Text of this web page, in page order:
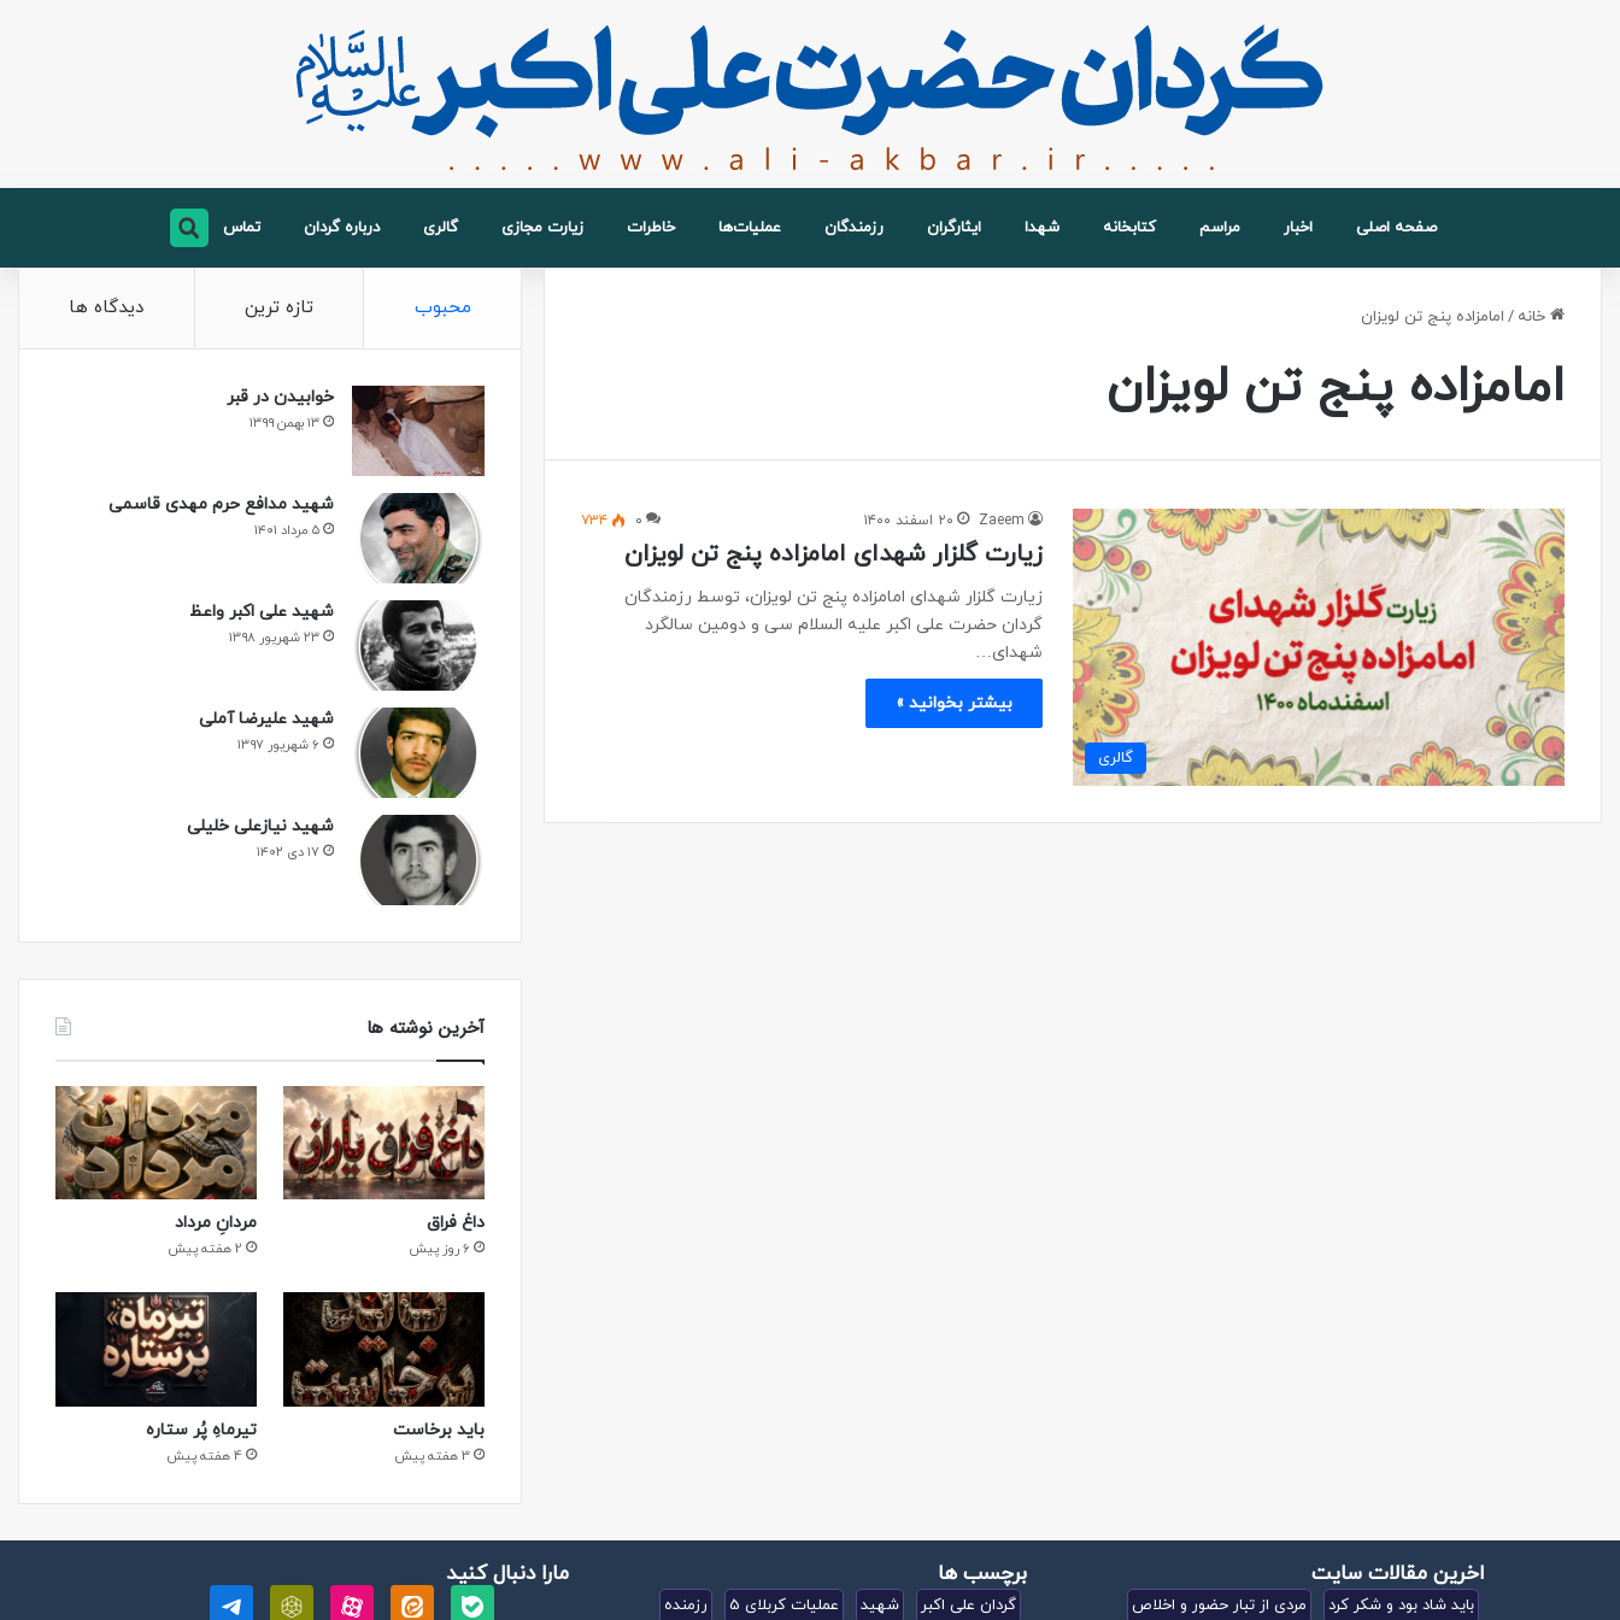
صفحه اصلی اخبار مراسم کتابخانه شهدا ایثارگران رزمندگان عملیات‌ها خاطرات زیارت مجازی گالری درباره گردان تماس
خانه / امامزاده پنج تن لویزان
امامزاده پنج تن لویزان
گالری
Zaeem ۲۰ اسفند ۱۴۰۰ ۰ ۷۳۴
زیارت گلزار شهدای امامزاده پنج تن لویزان
زیارت گلزار شهدای امامزاده پنج تن لویزان، توسط رزمندگان
گردان حضرت علی اکبر علیه السلام سی و دومین سالگرد
شهدای…
بیشتر بخوانید »
محبوب تازه ترین دیدگاه ها
خوابیدن در قبر
۱۳ بهمن ۱۳۹۹
شهید مدافع حرم مهدی قاسمی
۵ مرداد ۱۴۰۱
شهید علی اکبر واعظ
۲۳ شهریور ۱۳۹۸
شهید علیرضا آملی
۶ شهریور ۱۳۹۷
شهید نیازعلی خلیلی
۱۷ دی ۱۴۰۲
آخرین نوشته ها
داغ فراق
6 روز پیش
مردانِ مرداد
2 هفته پیش
باید برخاست
3 هفته پیش
تیرماهِ پُر ستاره
4 هفته پیش
اخرین مقالات سایت
باید شاد بود و شکر کرد مردی از تبار حضور و اخلاص
برچسب ها
گردان علی اکبر شهید عملیات کربلای 5 رزمنده
مارا دنبال کنید